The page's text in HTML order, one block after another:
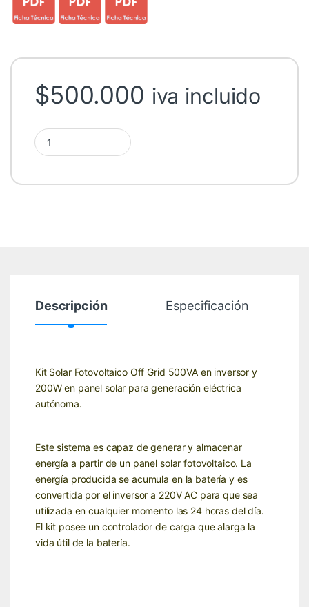
$500.000 iva incluido
Kit Solar Fotovoltaico Off Grid 500VA quantity
Descripción Especificación
Kit Solar Fotovoltaico Off Grid 500VA en inversor y
200W en panel solar para generación eléctrica
autónoma.
Este sistema es capaz de generar y almacenar
energía a partir de un panel solar fotovoltaico. La
energía producida se acumula en la batería y es
convertida por el inversor a 220V AC para que sea
utilizada en cualquier momento las 24 horas del día.
El kit posee un controlador de carga que alarga la
vida útil de la batería.